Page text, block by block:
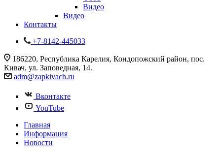
Видео
Видео
Контакты
+7-8142-445033
186220, Республика Карелия, Кондопожский район, пос.
Кивач, ул. Заповедная, 14.
adm@zapkivach.ru
Вконтакте
YouTube
Главная
Информация
Новости